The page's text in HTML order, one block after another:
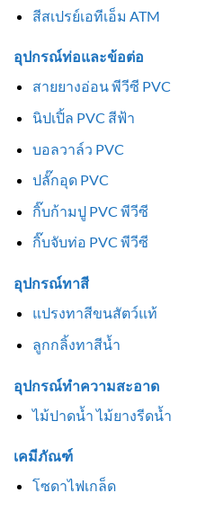
สีสเปรย์เอทีเอ็ม ATM
อุปกรณ์ท่อและข้อต่อ
สายยางอ่อน พีวีซี PVC
นิปเปิ้ล PVC สีฟ้า
บอลวาล์ว PVC
ปลั๊กอุด PVC
กิ๊บก้ามปู PVC พีวีซี
กิ๊บจับท่อ PVC พีวีซี
อุปกรณ์ทาสี
แปรงทาสีขนสัตว์แท้
ลูกกลิ้งทาสีน้ำ
อุปกรณ์ทำความสะอาด
ไม้ปาดน้ำ ไม้ยางรีดน้ำ
เคมีภัณฑ์
โซดาไฟเกล็ด